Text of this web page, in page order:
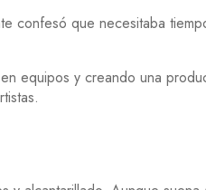
confesó que necesitaba
equipos y creando una